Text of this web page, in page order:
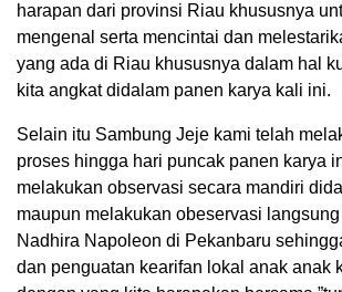
harapan dari provinsi Riau khususnya
mengenal serta mencintai dan
yang ada di Riau khususnya dalam hal
kita angkat didalam panen karya kali ini.
Selain itu Sambung Jeje kami telah
proses hingga hari puncak panen karya
melakukan observasi secara mandiri
maupun melakukan obeservasi
Nadhira Napoleon di Pekanbaru
dan penguatan kearifan lokal anak anak